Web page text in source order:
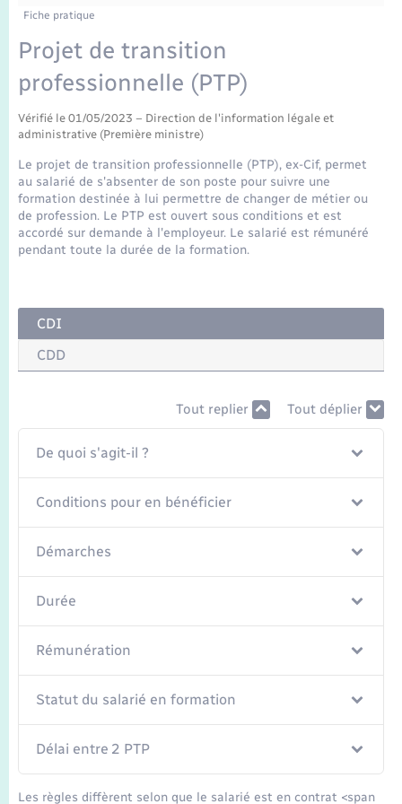
Mariage – PACS
Parrainage civil
Recensement
Fiche pratique
Projet de transition
professionnelle (PTP)
Vérifié le 01/05/2023 – Direction de l'information légale et
administrative (Première ministre)
Le projet de transition professionnelle (PTP), ex-Cif, permet
au salarié de s'absenter de son poste pour suivre une
formation destinée à lui permettre de changer de métier ou
de profession. Le PTP est ouvert sous conditions et est
accordé sur demande à l'employeur. Le salarié est rémunéré
pendant toute la durée de la formation.
CDI
CDD
Tout replier Tout déplier
De quoi s'agit-il ?
Conditions pour en bénéficier
Démarches
Durée
Rémunération
Statut du salarié en formation
Délai entre 2 PTP
Les règles diffèrent selon que le salarié est en contrat <span